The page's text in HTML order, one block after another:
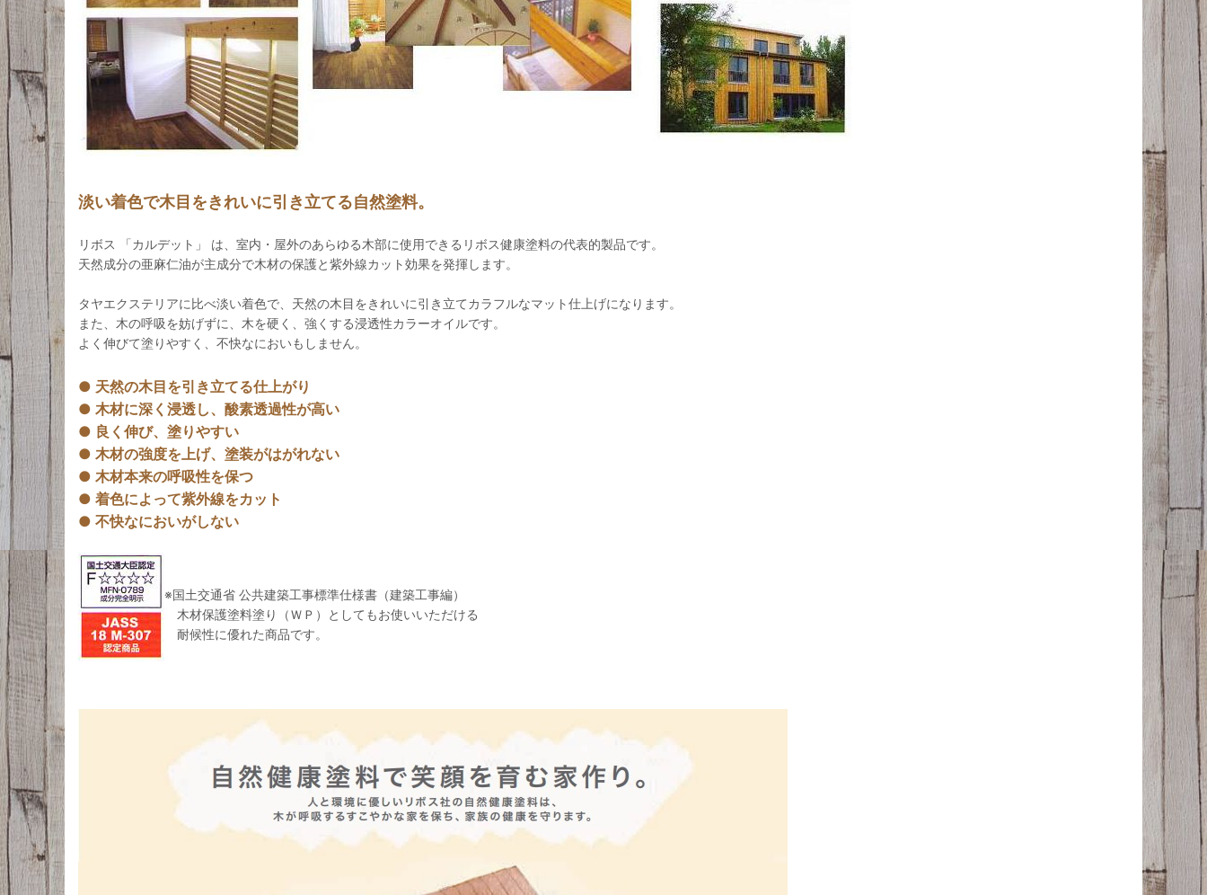
淡い着色で木目をきれいに引き立てる自然塗料。
リボス 「カルデット」 は、室内・屋外のあらゆる木部に使用できるリボス健康塗料の代表的製品です。
天然成分の亜麻仁油が主成分で木材の保護と紫外線カット効果を発揮します。
タヤエクステリアに比べ淡い着色で、天然の木目をきれいに引き立てカラフルなマット仕上げになります。
また、木の呼吸を妨げずに、木を硬く、強くする浸透性カラーオイルです。
よく伸びて塗りやすく、不快なにおいもしません。
● 天然の木目を引き立てる仕上がり
● 木材に深く浸透し、酸素透過性が高い
● 良く伸び、塗りやすい
● 木材の強度を上げ、塗装がはがれない
● 木材本来の呼吸性を保つ
● 着色によって紫外線をカット
● 不快なにおいがしない
※国土交通省 公共建築工事標準仕様書（建築工事編）
木材保護塗料塗り（ＷＰ）としてもお使いいただける
耐候性に優れた商品です。